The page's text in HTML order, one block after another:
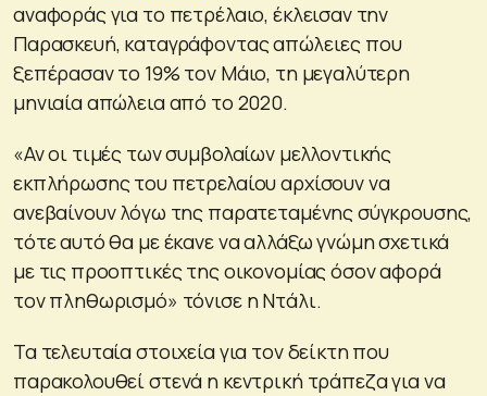
αναφοράς για το πετρέλαιο, έκλεισαν την
Παρασκευή, καταγράφοντας απώλειες που
ξεπέρασαν το 19% τον Μάιο, τη μεγαλύτερη
μηνιαία απώλεια από το 2020.
«Αν οι τιμές των συμβολαίων μελλοντικής
εκπλήρωσης του πετρελαίου αρχίσουν να
ανεβαίνουν λόγω της παρατεταμένης σύγκρουσης,
τότε αυτό θα με έκανε να αλλάξω γνώμη σχετικά
με τις προοπτικές της οικονομίας όσον αφορά
τον πληθωρισμό» τόνισε η Ντάλι.
Τα τελευταία στοιχεία για τον δείκτη που
παρακολουθεί στενά η κεντρική τράπεζα για να